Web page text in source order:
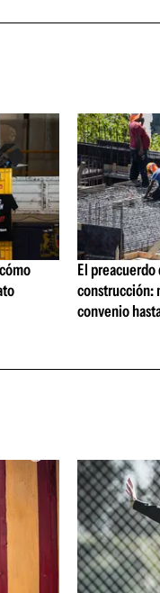
El preacuerdo
construcción:
convenio